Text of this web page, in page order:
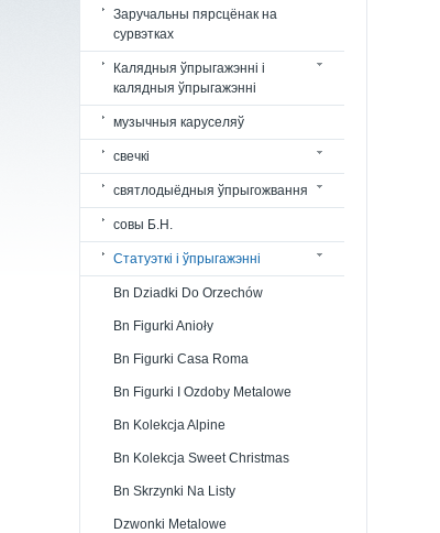
Заручальны пярсцёнак на
сурвэтках
Калядныя ўпрыгажэнні і
калядныя ўпрыгажэнні
музычныя каруселяў
свечкі
святлодыёдныя ўпрыгожвання
совы Б.Н.
Статуэткі і ўпрыгажэнні
Bn Dziadki Do Orzechów
Bn Figurki Anioły
Bn Figurki Casa Roma
Bn Figurki I Ozdoby Metalowe
Bn Kolekcja Alpine
Bn Kolekcja Sweet Christmas
Bn Skrzynki Na Listy
Dzwonki Metalowe